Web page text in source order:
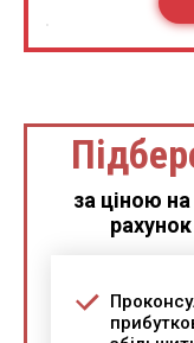
за ціною